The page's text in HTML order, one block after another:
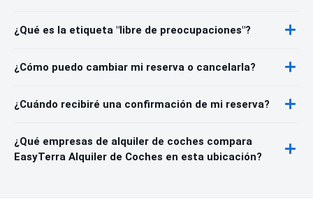
¿Qué es la etiqueta "libre de preocupaciones"?
¿Cómo puedo cambiar mi reserva o cancelarla?
¿Cuándo recibiré una confirmación de mi reserva?
¿Qué empresas de alquiler de coches compara
EasyTerra Alquiler de Coches en esta ubicación?